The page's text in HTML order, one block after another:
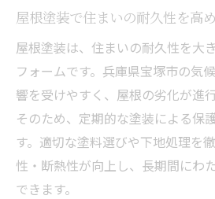
屋根塗装業者の実績や口
順
屋根塗装の見積もり時に
屋根塗装業者が提供す
要性
屋根塗装業者の選定で
屋根塗装の施工で後悔しな
屋根塗装で住まいの耐久性を高
屋根塗装は、住まいの耐久性を大
フォームです。兵庫県宝塚市の気
響を受けやすく、屋根の劣化が進
そのため、定期的な塗装による保
す。適切な塗料選びや下地処理を
性・断熱性が向上し、長期間にわ
できます。